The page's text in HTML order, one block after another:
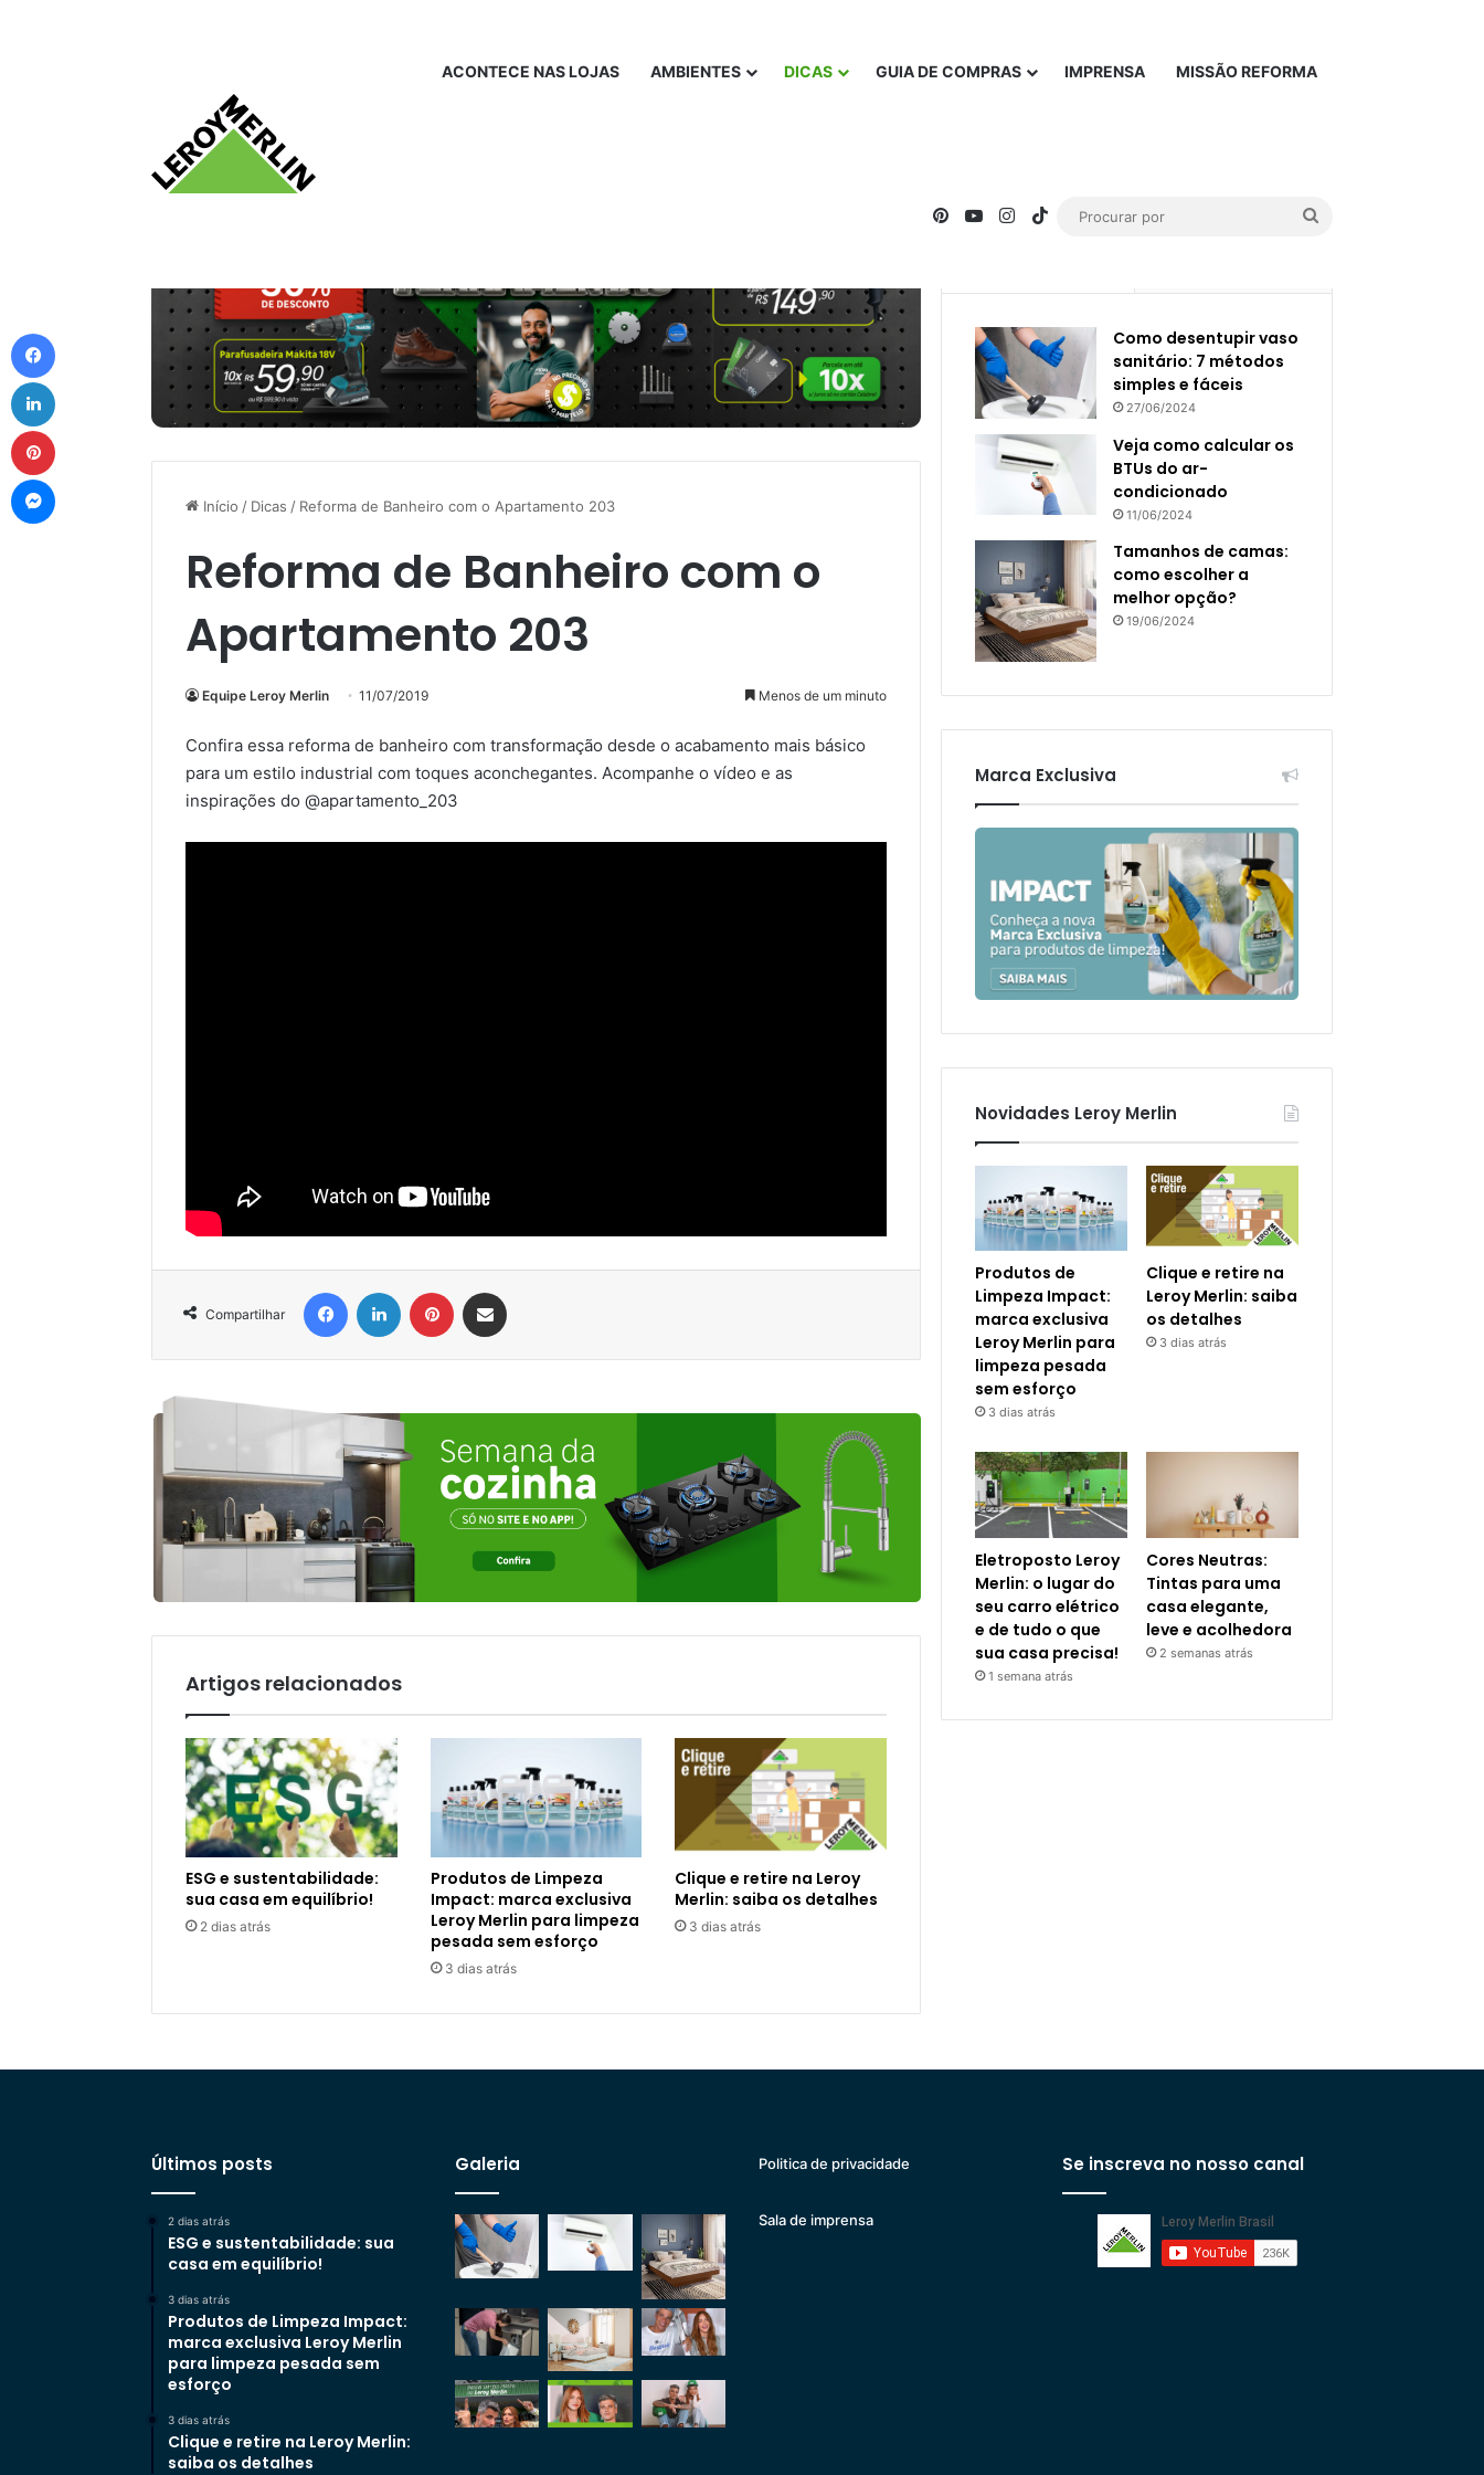
ACONTECE NAS LOJAS AMBIENTES DICAS GUIA DE COMPRAS IMPRENSA MISSÃO REFORMA
PinterestYouTubeInstagram
TikTok
Início / Dicas / Reforma de Banheiro com o Apartamento 203
Reforma de Banheiro com o
Apartamento 203
Equipe Leroy Merlin 11/07/2019 Menos de um minuto
Confira essa reforma de banheiro com transformação desde o acabamento mais básico
para um estilo industrial com toques aconchegantes. Acompanhe o vídeo e as
inspirações do @apartamento_203
Compartilhar
FacebookLinkedin Pinterest
Artigos relacionados
ESG e sustentabilidade:
sua casa em equilíbrio!
2 dias atrás
Produtos de Limpeza
Impact: marca exclusiva
Leroy Merlin para limpeza
pesada sem esforço
3 dias atrás
Clique e retire na Leroy
Merlin: saiba os detalhes
3 dias atrás
Como desentupir vaso
sanitário: 7 métodos
simples e fáceis
27/06/2024
Veja como calcular os
BTUs do ar-
condicionado
11/06/2024
Tamanhos de camas:
como escolher a
melhor opção?
19/06/2024
Marca Exclusiva
Novidades Leroy Merlin
Produtos de
Limpeza Impact:
marca exclusiva
Leroy Merlin para
limpeza pesada
sem esforço
3 dias atrás
Clique e retire na
Leroy Merlin: saiba
os detalhes
3 dias atrás
Eletroposto Leroy
Merlin: o lugar do
seu carro elétrico
e de tudo o que
sua casa precisa!
1 semana atrás
Cores Neutras:
Tintas para uma
casa elegante,
leve e acolhedora
2 semanas atrás
Últimos posts
2 dias atrás
ESG e sustentabilidade: sua
casa em equilíbrio!
3 dias atrás
Produtos de Limpeza Impact:
marca exclusiva Leroy Merlin
para limpeza pesada sem
esforço
3 dias atrás
Clique e retire na Leroy Merlin:
saiba os detalhes
Galeria Politica de privacidade
Sala de imprensa
Se inscreva no nosso canal